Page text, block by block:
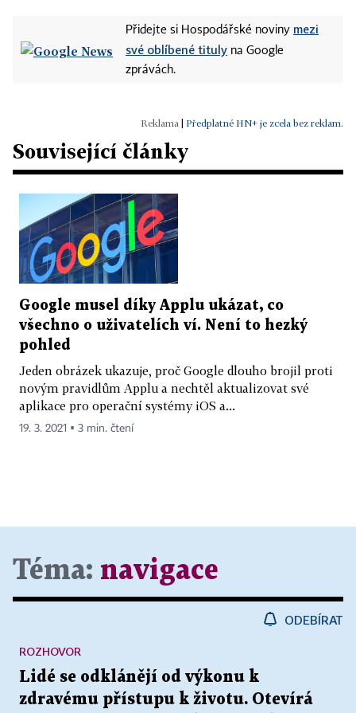
Přidejte si Hospodářské noviny mezi
své oblíbené tituly na Google
zprávách.
Předplatné HN+ je zcela bez reklam.
Související články
Google musel díky Applu ukázat, co
všechno o uživatelích ví. Není to hezký
pohled
Jeden obrázek ukazuje, proč Google dlouho brojil proti
novým pravidlům Applu a nechtěl aktualizovat své
aplikace pro operační systémy iOS a...
19. 3. 2021 ▪ 3 min. čtení
Téma: navigace
ODEBÍRAT
Lidé se odklánějí od výkonu k
zdravému přístupu k životu. Otevírá
ROZHOVOR